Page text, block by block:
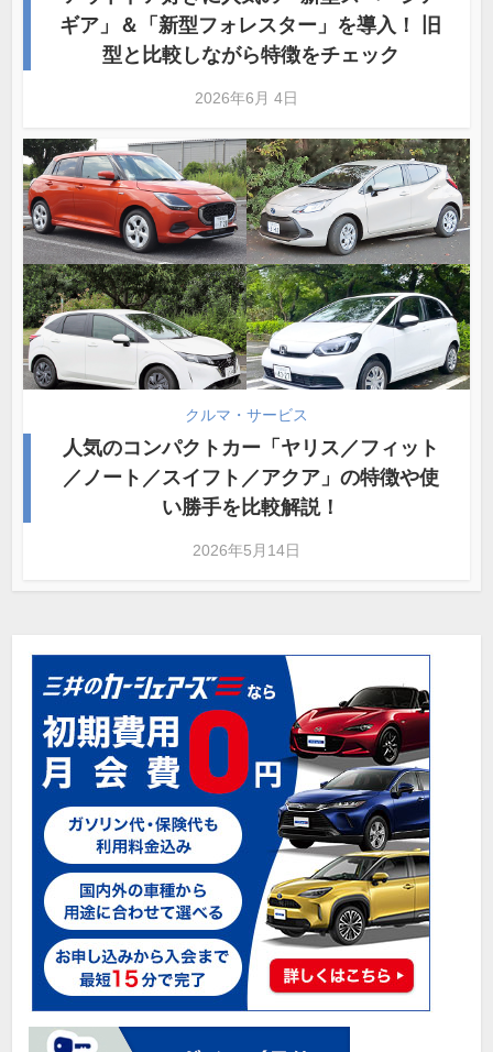
ギア」＆「新型フォレスター」を導入！ 旧
型と比較しながら特徴をチェック
2026年6月 4日
クルマ・サービス
人気のコンパクトカー「ヤリス／フィット
／ノート／スイフト／アクア」の特徴や使
い勝手を比較解説！
2026年5月14日